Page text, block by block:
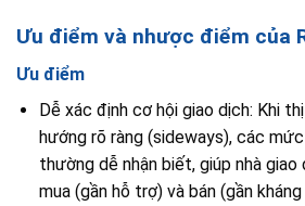
Ưu điểm và nhược điểm của
Ưu điểm
Dễ xác định cơ hội giao dịch: Khi
hướng rõ ràng (sideways), các
thường dễ nhận biết, giúp nhà
mua (gần hỗ trợ) và bán (gần